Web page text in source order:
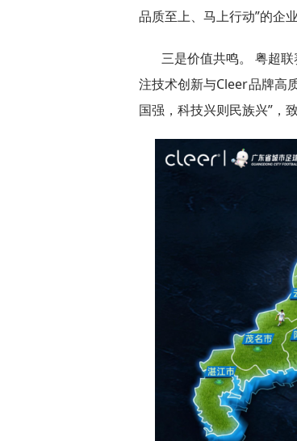
品质至上、马上行动”的企
三是价值共鸣。 粤超
注技术创新与Cleer品牌高
国强，科技兴则民族兴”，